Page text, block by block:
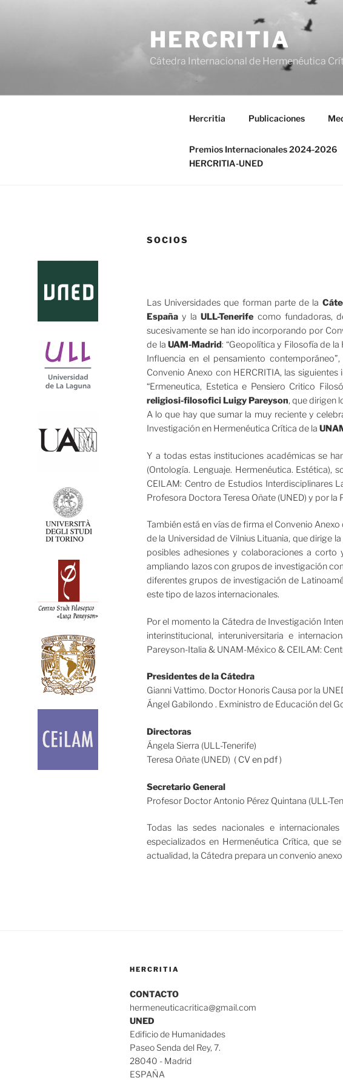
HERCRITIA
Cátedra Internacional de Hermenéutica
Hercritia Publicaciones
Premios Internacionales 2024-2026
HERCRITIA-UNED
SOCIOS
Las Universidades que forman parte de la
España y laULL-Tenerife como fundadoras,
sucesivamente se han ido incorporando por
de laUAM-Madrid: “Geopolítica y Filosofía de
Influencia en el pensamiento
Convenio Anexo con HERCRITIA, las
“Ermeneutica, Estetica e Pensiero Critico
religiosi-filosofici Luigy Pareyson, que dirigen
A lo que hay que sumar la muy reciente y
Investigación en Hermenéutica Crítica de la
Y a todas estas instituciones académicas se
(Ontología. Lenguaje. Hermenéutica.
CEILAM: Centro de Estudios Interdisciplinares
Profesora Doctora Teresa Oñate (UNED) y por
También está en vías de firma el Convenio
de la Universidad de Vilnius Lituania, que dirige
posibles adhesiones y colaboraciones a
ampliando lazos con grupos de investigación
diferentes grupos de investigación de
este tipo de lazos internacionales.
Por el momento la Cátedra de Investigación
interinstitucional, interuniversitaria e
Pareyson-Italia & UNAM-México & CEILAM:
Presidentes de la Cátedra
Gianni Vattimo. Doctor Honoris Causa por la
Ángel Gabilondo . Exministro de Educación del
Directoras
Ángela Sierra (ULL-Tenerife)
Teresa Oñate (UNED) ( CV en pdf)
Secretario General
Profesor Doctor Antonio Pérez Quintana (ULL-
Todas las sedes nacionales e
especializados en Hermenéutica Crítica, que
actualidad, la Cátedra prepara un convenio
HERCRITIA
CONTACTO
hermeneuticacritica@gmail.com
UNED
Edificio de Humanidades
Paseo Senda del Rey, 7.
28040 - Madrid
ESPAÑA